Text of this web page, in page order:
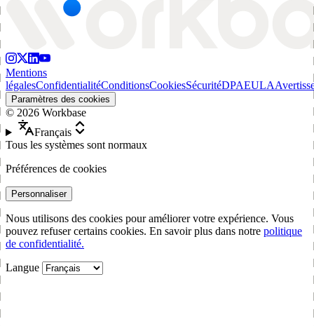
Mentions
légalesConfidentialitéConditionsCookiesSécuritéDPAEULA
Paramètres des cookies
© 2026 Workbase
Français
Tous les systèmes sont normaux
Préférences de cookies
Personnaliser
Nous utilisons des cookies pour améliorer votre expérience. Vous
pouvez refuser certains cookies. En savoir plus dans notre politique
de confidentialité.
Langue